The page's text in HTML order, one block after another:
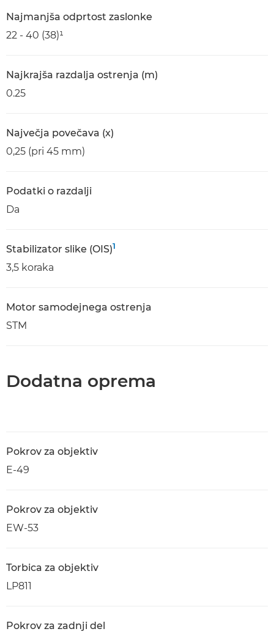
Najmanjša odprtost zaslonke
22 - 40 (38)¹
Najkrajša razdalja ostrenja (m)
0.25
Največja povečava (x)
0,25 (pri 45 mm)
Podatki o razdalji
Da
Stabilizator slike (OIS)1
3,5 koraka
Motor samodejnega ostrenja
STM
Dodatna oprema
Pokrov za objektiv
E-49
Pokrov za objektiv
EW-53
Torbica za objektiv
LP811
Pokrov za zadnji del